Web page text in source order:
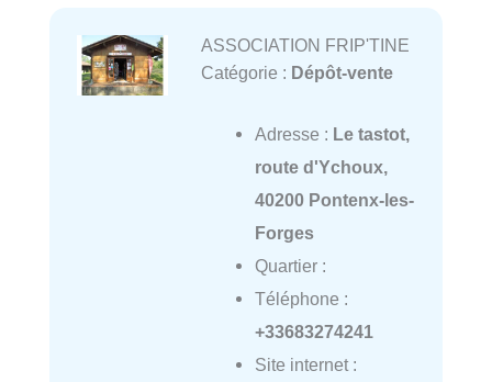
ASSOCIATION FRIP'TINE
Catégorie : Dépôt-vente
Adresse : Le tastot,
route d'Ychoux,
40200 Pontenx-les-
Forges
Quartier :
Téléphone :
+33683274241
Site internet :